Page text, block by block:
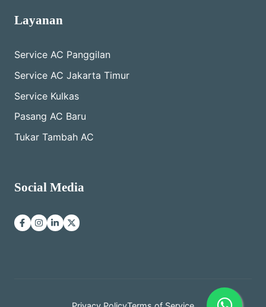
Layanan
Service AC Panggilan
Service AC Jakarta Timur
Service Kulkas
Pasang AC Baru
Tukar Tambah AC
Social Media